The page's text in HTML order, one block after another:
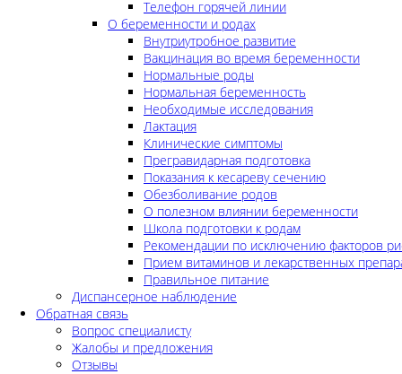
Телефон горячей линии
О беременности и родах
Внутриутробное развитие
Вакцинация во время беременности
Нормальные роды
Нормальная беременность
Необходимые исследования
Лактация
Клинические симптомы
Прегравидарная подготовка
Показания к кесареву сечению
Обезболивание родов
О полезном влиянии беременности
Школа подготовки к родам
Рекомендации по исключению факторов
Прием витаминов и лекарственных
Правильное питание
Диспансерное наблюдение
Обратная связь
Вопрос специалисту
Жалобы и предложения
Отзывы